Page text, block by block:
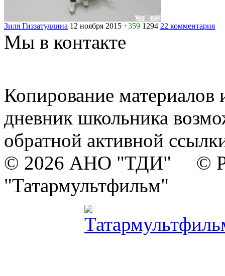
Зиля Гиззатуллина 12 ноября 2015 +359 1294 22 комментария
Мы в контакте
Копирование материалов
дневник школьника
обратной активной
© 2026 АНО "ТДИ" ©
"Татармультфильм"